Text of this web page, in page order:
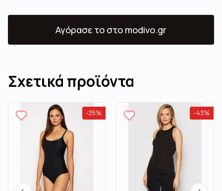
Αγόρασε το στο modivo.gr
Σχετικά προϊόντα
-25% -43%